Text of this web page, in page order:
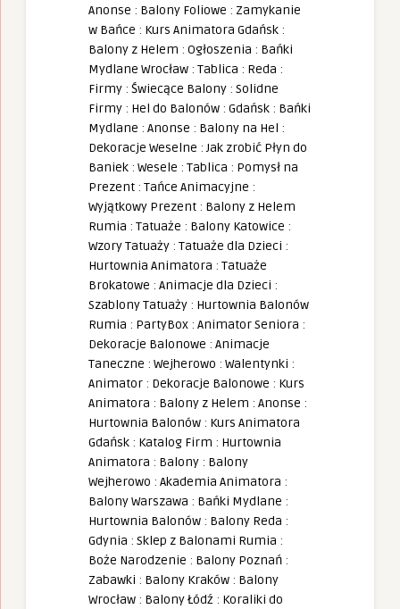
Anonse : Balony Foliowe : Zamykanie
w Bańce : Kurs Animatora Gdańsk :
Balony z Helem : Ogłoszenia : Bańki
Mydlane Wrocław : Tablica : Reda :
Firmy : Świecące Balony : Solidne
Firmy : Hel do Balonów : Gdańsk : Bańki
Mydlane : Anonse : Balony na Hel :
Dekoracje Weselne :Jak zrobić Płyn do
Baniek : Wesele : Tablica : Pomysł na
Prezent : Tańce Animacyjne :
Wyjątkowy Prezent : Balony z Helem
Rumia : Tatuaże : Balony Katowice :
Wzory Tatuaży : Tatuaże dla Dzieci :
Hurtownia Animatora : Tatuaże
Brokatowe : Animacje dla Dzieci :
Szablony Tatuaży : Hurtownia Balonów
Rumia : PartyBox : Animator Seniora :
Dekoracje Balonowe : Animacje
Taneczne : Wejherowo : Walentynki :
Animator : Dekoracje Balonowe : Kurs
Animatora : Balony z Helem : Anonse :
Hurtownia Balonów : Kurs Animatora
Gdańsk : Katalog Firm : Hurtownia
Animatora : Balony : Balony
Wejherowo : Akademia Animatora :
Balony Warszawa : Bańki Mydlane :
Hurtownia Balonów : Balony Reda :
Gdynia : Sklep z Balonami Rumia :
Boże Narodzenie : Balony Poznań :
Zabawki : Balony Kraków : Balony
Wrocław : Balony Łódź : Koraliki do